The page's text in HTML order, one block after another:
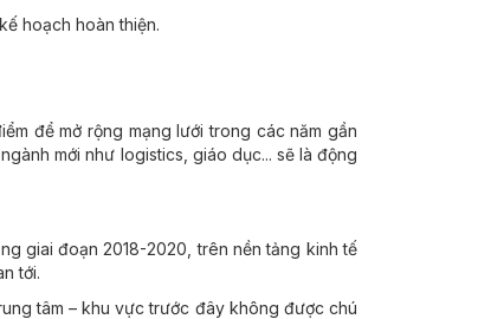
hoạch hoàn thiện.
để mở rộng mạng lưới trong các năm gần
mới như logistics, giáo dục... sẽ là động
giai đoạn 2018-2020, trên nền tảng kinh tế
tới.
tâm – khu vực trước đây không được chú